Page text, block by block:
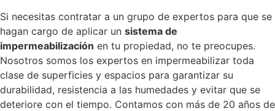
Si necesitas contratar a un grupo de expertos para que se
hagan cargo de aplicar un sistema de
impermeabilización en tu propiedad, no te preocupes.
Nosotros somos los expertos en impermeabilizar toda
clase de superficies y espacios para garantizar su
durabilidad, resistencia a las humedades y evitar que se
deteriore con el tiempo. Contamos con más de 20 años de